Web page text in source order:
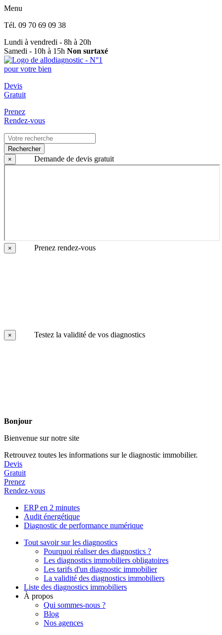
Menu
Tél. 09 70 69 09 38
Lundi à vendredi - 8h à 20h
Samedi - 10h à 15h Non surtaxé
Devis
Gratuit
Prenez
Rendez-vous
Rechercher
×
Demande de devis gratuit
× Prenez rendez-vous
× Testez la validité de vos diagnostics
Bonjour
Bienvenue sur notre site
Retrouvez toutes les informations sur le diagnostic immobilier.
Devis
Gratuit
Prenez
Rendez-vous
ERP en 2 minutes
Audit énergétique
Diagnostic de performance numérique
Tout savoir sur les diagnostics
Pourquoi réaliser des diagnostics ?
Les diagnostics immobiliers obligatoires
Les tarifs d'un diagnostic immobilier
La validité des diagnostics immobiliers
Liste des diagnostics immobiliers
À propos
Qui sommes-nous ?
Blog
Nos agences